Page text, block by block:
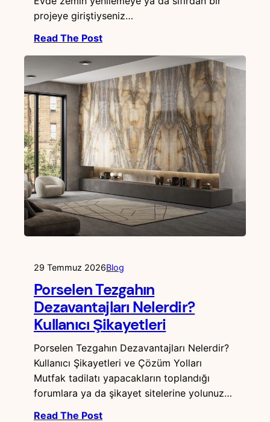
projeye giriştiyseniz…
Read The Post
29 Temmuz 2026Blog
Porselen Tezgahın
Dezavantajları Nelerdir?
Kullanıcı Şikayetleri
Porselen Tezgahın Dezavantajları Nelerdir?
Kullanıcı Şikayetleri ve Çözüm Yolları
Mutfak tadilatı yapacakların toplandığı
forumlara ya da şikayet sitelerine yolunuz…
Read The Post